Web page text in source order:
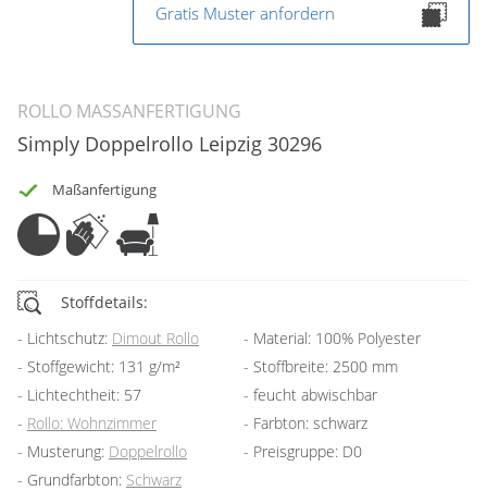
ROLLO MASSANFERTIGUNG
Simply Doppelrollo Leipzig 30296
Maßanfertigung
Stoffdetails:
Lichtschutz: Dimout Rollo
Material: 100% Polyester
Stoffgewicht: 131 g/m²
Stoffbreite: 2500 mm
Lichtechtheit: 57
feucht abwischbar
Rollo: Wohnzimmer
Farbton: schwarz
Musterung: Doppelrollo
Preisgruppe: D0
Grundfarbton: Schwarz
Gratis Muster anfordern